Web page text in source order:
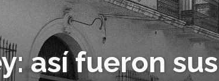
así fueron sus